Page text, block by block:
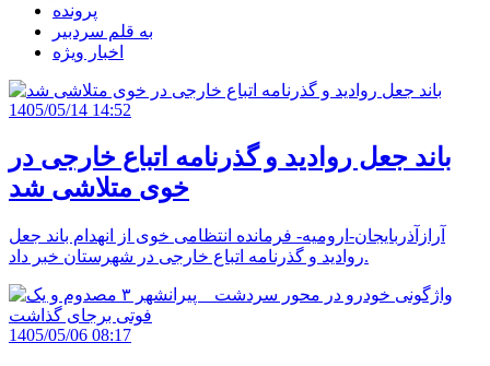
پرونده
به قلم سردبیر
اخبار ویژه
1405/05/14 14:52
باند جعل روادید و گذرنامه اتباع خارجی در
خوی متلاشی شد
آرازآذربایجان-ارومیه- فرمانده انتظامی خوی از انهدام باند جعل
روادید و گذرنامه اتباع خارجی در شهرستان خبر داد.
1405/05/06 08:17